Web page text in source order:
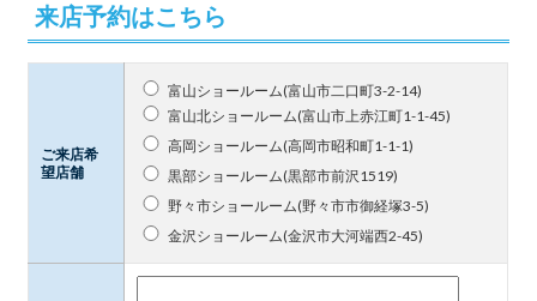
来店予約はこちら
ご来店希
望店舗
富山ショールーム(富山市二口町3-2-14)
富山北ショールーム(富山市上赤江町1-1-45)
高岡ショールーム(高岡市昭和町1-1-1)
黒部ショールーム(黒部市前沢1519)
野々市ショールーム(野々市市御経塚3-5)
金沢ショールーム(金沢市大河端西2-45)